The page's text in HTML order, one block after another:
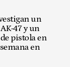
un
47 y un
pistola en
en